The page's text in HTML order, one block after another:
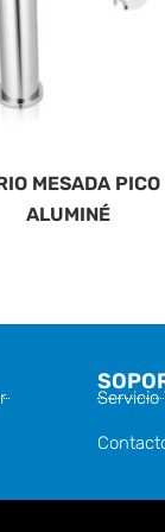
MESADA PICO
ALUMINÉ
Servicio